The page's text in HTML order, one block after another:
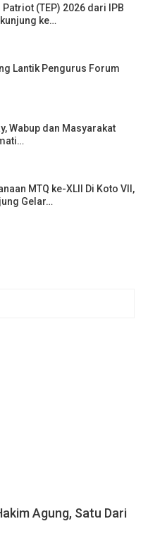
(TEP) 2026 dari IPB
ke…
Lantik Pengurus Forum
Wabup dan Masyarakat
MTQ ke-XLII Di Koto VII,
Gelar…
Agung, Satu Dari